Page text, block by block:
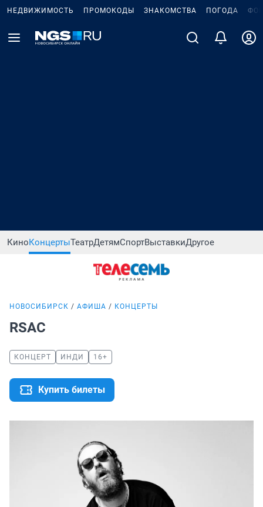
НЕДВИЖИМОСТЬ ПРОМОКОДЫ ЗНАКОМСТВА ПОГОДА
КиноКонцертыТеатрДетямСпортВыставкиДругое
НОВОСИБИРСК АФИША КОНЦЕРТЫ
RSAC
КОНЦЕРТ ИНДИ 16+
Купить билеты